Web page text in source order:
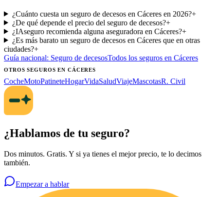
¿Cuánto cuesta un seguro de decesos en Cáceres en 2026?+
¿De qué depende el precio del seguro de decesos?+
¿IAseguro recomienda alguna aseguradora en Cáceres?+
¿Es más barato un seguro de decesos en Cáceres que en otras
ciudades?+
Guía nacional: Seguro de decesosTodos los seguros en Cáceres
OTROS SEGUROSEN CÁCERES
CocheMotoPatineteHogarVidaSaludViajeMascotasR. Civil
¿Hablamos de tu seguro?
Dos minutos. Gratis. Y si ya tienes el mejor precio, te lo decimos
también.
Empezar a hablar